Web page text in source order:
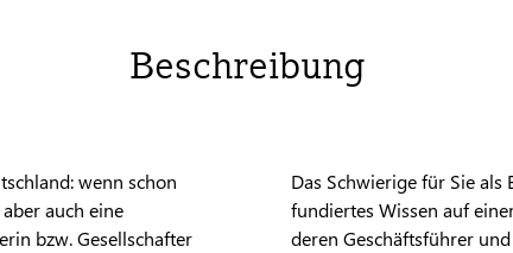
Beschreibung
wenn schon
auch eine
bzw. Gesellschafter
Das Schwierige für Sie
fundiertes Wissen auf
deren Geschäftsführer